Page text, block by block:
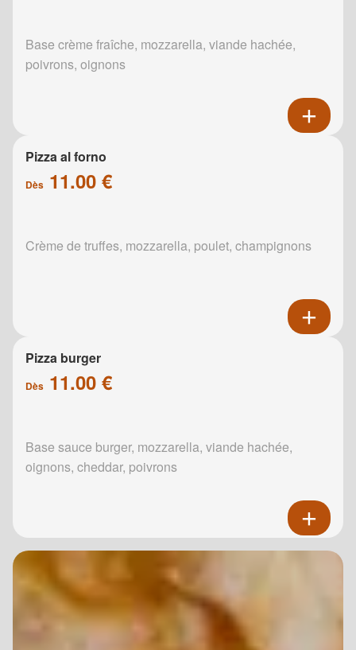
Base crème fraîche, mozzarella, viande hachée,
poivrons, oignons
Pizza al forno
Dès 11.00 €
Crème de truffes, mozzarella, poulet, champignons
Pizza burger
Dès 11.00 €
Base sauce burger, mozzarella, viande hachée,
oignons, cheddar, poivrons